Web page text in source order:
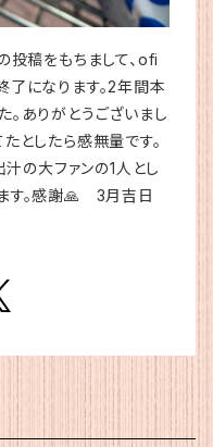
投稿をもちまして、ofi
了になります。2年間本
ありがとうございまし
としたら感無量です。
の大ファンの1人とし
す。感謝🙏 3月吉日